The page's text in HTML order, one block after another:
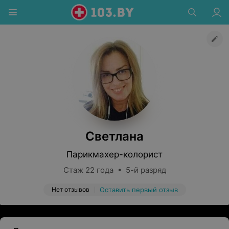
Светлана
Парикмахер-колорист
Стаж 22 года • 5-й разряд
Нет отзывов Оставить первый отзыв